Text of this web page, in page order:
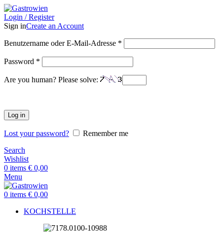
Login / Register
Sign inCreate an Account
Benutzername oder E-Mail-Adresse *
Password *
Are you human? Please solve:
Log in
Lost your password?
Remember me
Search
Wishlist
0 items € 0,00
Menu
0 items € 0,00
KOCHSTELLE